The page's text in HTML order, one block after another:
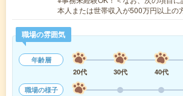
本人または世帯収入が500万円以上の
職場の雰囲気
年齢層
20代
30代 40代
職場の様子